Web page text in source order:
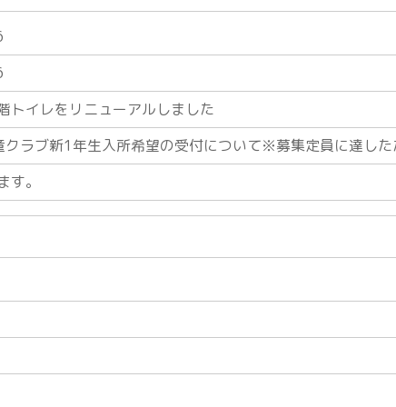
トイレをリニューアルしました
ラブ新1年生入所希望の受付について※募集定員に達した
。